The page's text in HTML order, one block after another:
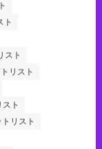
ト
スト
リスト
ト
リスト